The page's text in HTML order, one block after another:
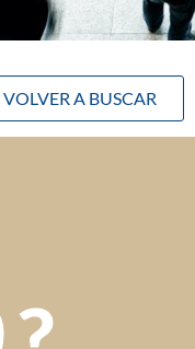
VOLVER A BUSCAR